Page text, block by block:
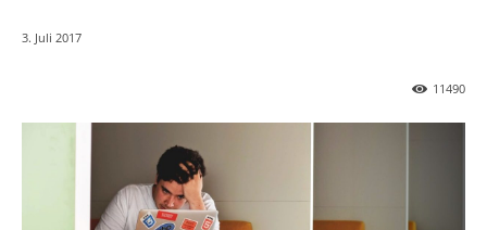
3. Juli 2017
11490